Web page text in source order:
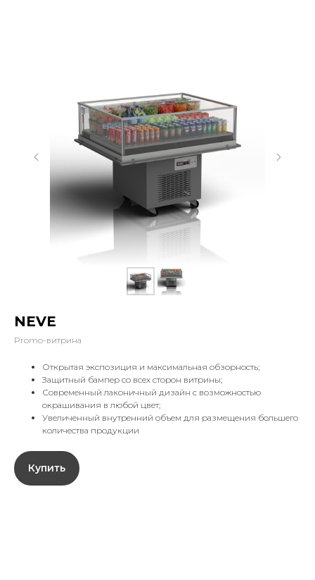
NEVE
Promo-витрина
Открытая экспозиция и максимальная обзорность;
Защитный бампер со всех сторон витрины;
Современный лаконичный дизайн с возможностью
окрашивания в любой цвет;
Увеличенный внутренний объем для размещения большего
количества продукции
Купить